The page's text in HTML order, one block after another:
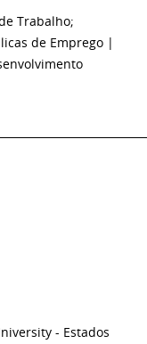
Trabalho;
de Emprego |
- Estados